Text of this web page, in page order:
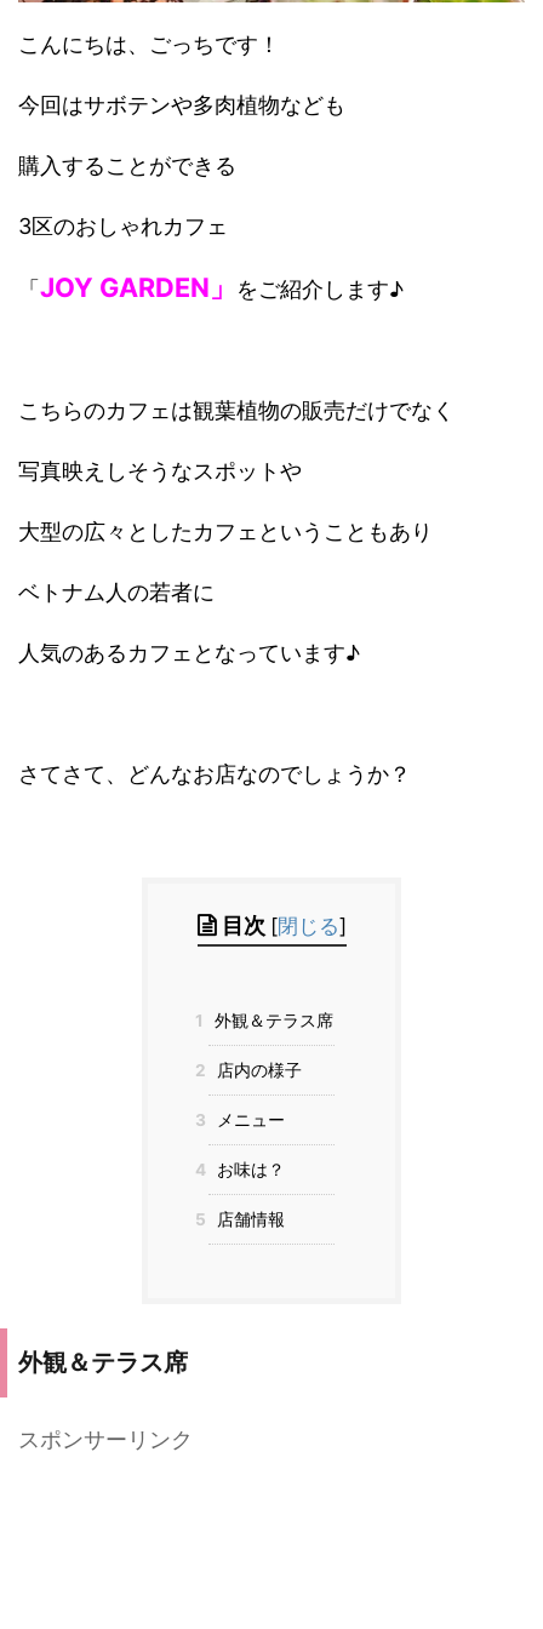
こんにちは、ごっちです！
今回はサボテンや多肉植物なども
購入することができる
3区のおしゃれカフェ
「 JOY GARDEN」 をご紹介します♪
こちらのカフェは観葉植物の販売だけでなく
写真映えしそうなスポットや
大型の広々としたカフェということもあり
ベトナム人の若者に
人気のあるカフェとなっています♪
さてさて、どんなお店なのでしょうか？
目次 [閉じる]
1 外観＆テラス席
2 店内の様子
3 メニュー
4 お味は？
5 店舗情報
外観＆テラス席
スポンサーリンク